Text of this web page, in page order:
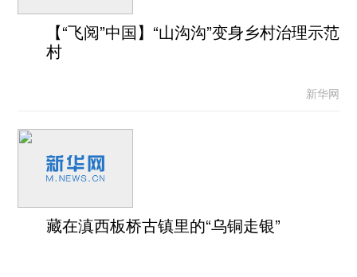
【“飞阅”中国】“山沟沟”变身乡村治理示范
村
新华网
藏在滇西板桥古镇里的“乌铜走银”